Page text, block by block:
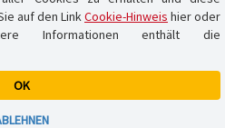
ist leer
auf den LinkCookie-Hinweis hier oder
Informationen enthält die
OK